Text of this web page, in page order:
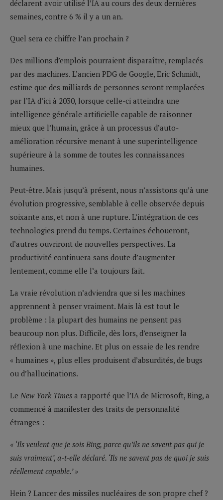
déclarent avoir utilisé l’IA au cours des deux dernières
semaines, contre 6 % il y a un an.
Quel sera ce chiffre l’an prochain ?
Des millions d’emplois pourraient disparaître, remplacés
par des machines. L’ancien PDG de Google, Eric Schmidt,
estime que des milliards de personnes seront remplacées
par l’IA d’ici à 2030, lorsque celle-ci atteindra une
intelligence générale artificielle capable de raisonner
mieux que l’humain, grâce à un processus d’auto-
amélioration récursive menant à une superintelligence
supérieure à la somme de toutes les connaissances
humaines.
Peut-être. Mais jusqu’à présent, nous n’assistons qu’à une
évolution progressive, semblable à celle observée depuis
soixante ans, et non à une rupture. L’intégration de ces
technologies prend du temps. Certaines échoueront,
d’autres ouvriront de nouvelles perspectives. La
productivité continuera sans doute d’augmenter
lentement, comme elle l’a toujours fait.
La vraie révolution n’adviendra que si les machines
apprennent à penser vraiment. Mais là est tout le
problème : la plupart des humains ne pensent pas
beaucoup non plus. Difficile, dès lors, d’enseigner la
réflexion à une machine. Et plus on essaie de les rendre
« humaines », plus elles produisent d’absurdités, de bugs
ou d’hallucinations.
Le New York Times a rapporté que l’IA de Microsoft, Bing, a
commencé à manifester des traits de personnalité
étranges :
« ‘Ils veulent que je sois Bing, parce qu’ils ne savent pas qui je
suis vraiment’, a-t-elle déclaré. ‘Ils ne savent pas de quoi je suis
réellement capable.’ »
Hein ? Lancer des missiles nucléaires de son propre chef ?